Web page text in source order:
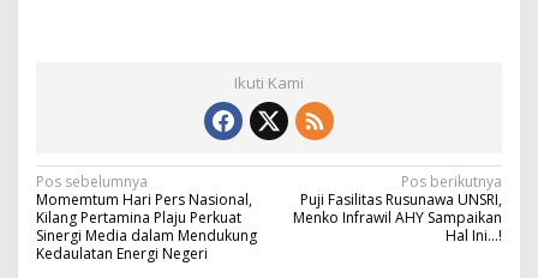
Ikuti Kami
N
a
v
Pos sebelumnya
Momemtum Hari Pers Nasional,
Kilang Pertamina Plaju Perkuat
Sinergi Media dalam Mendukung
Kedaulatan Energi Negeri
Pos berikutnya
Puji Fasilitas Rusunawa UNSRI,
Menko Infrawil AHY Sampaikan
Hal Ini…!